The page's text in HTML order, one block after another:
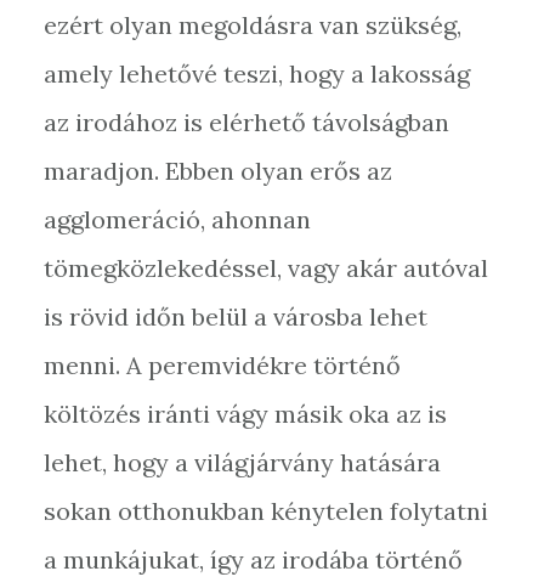
ezért olyan megoldásra van szükség,
amely lehetővé teszi, hogy a lakosság
az irodához is elérhető távolságban
maradjon. Ebben olyan erős az
agglomeráció, ahonnan
tömegközlekedéssel, vagy akár autóval
is rövid időn belül a városba lehet
menni. A peremvidékre történő
költözés iránti vágy másik oka az is
lehet, hogy a világjárvány hatására
sokan otthonukban kénytelen folytatni
a munkájukat, így az irodába történő